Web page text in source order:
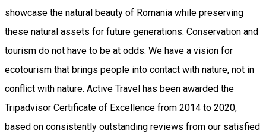
showcase the natural beauty of Romania while preserving
these natural assets for future generations. Conservation and
tourism do not have to be at odds. We have a vision for
ecotourism that brings people into contact with nature, not in
conflict with nature. Active Travel has been awarded the
Tripadvisor Certificate of Excellence from 2014 to 2020,
based on consistently outstanding reviews from our satisfied